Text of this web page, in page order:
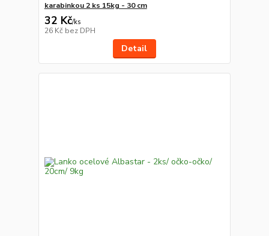
karabinkou 2 ks 15kg - 30 cm
32 Kč/ks
26 Kč bez DPH
Detail